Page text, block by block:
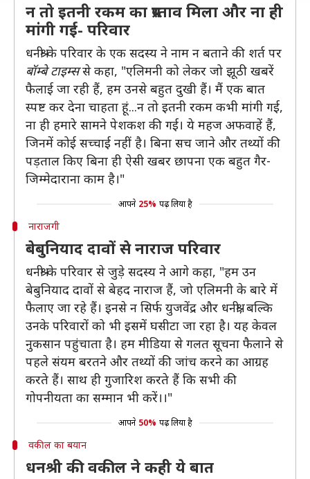
न तो इतनी रकम का प्रस्ताव मिला और ना ही
मांगी गई- परिवार
धनश्री के परिवार के एक सदस्य ने नाम न बताने की शर्त पर
बॉम्बे टाइम्ससे कहा, "एलिमनी को लेकर जो झूठी खबरें
फैलाई जा रही हैं, हम उनसे बहुत दुखी हैं। मैं एक बात
स्पष्ट कर देना चाहता हूं...न तो इतनी रकम कभी मांगी गई,
ना ही हमारे सामने पेशकश की गई। ये महज अफवाहें हैं,
जिनमें कोई सच्चाई नहीं है। बिना सच जाने और तथ्यों की
पड़ताल किए बिना ही ऐसी खबर छापना एक बहुत गैर-
जिम्मेदाराना काम है।"
आपने 25% पढ़ लिया है
नाराजगी
बेबुनियाद दावों से नाराज परिवार
धनश्री के परिवार से जुड़े सदस्य ने आगे कहा, "हम उन
बेबुनियाद दावों से बेहद नाराज हैं, जो एलिमनी के बारे में
फैलाए जा रहे हैं। इनसे न सिर्फ युजवेंद्र और धनश्री, बल्कि
उनके परिवारों को भी इसमें घसीटा जा रहा है। यह केवल
नुकसान पहुंचाता है। हम मीडिया से गलत सूचना फैलाने से
पहले संयम बरतने और तथ्यों की जांच करने का आग्रह
करते हैं। साथ ही गुजारिश करते हैं कि सभी की
गोपनीयता का सम्मान भी करें।।"
आपने 50% पढ़ लिया है
वकील का बयान
धनश्री की वकील ने कही ये बात